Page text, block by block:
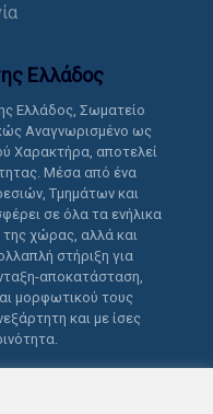
Ελλάδoς
Ελλάδος, Σωματείο
Αναγνωρισμένο ως
Χαρακτήρα, αποτελεί
Μέσα από ένα
Τμημάτων και
σε όλα τα ενήλικα
χώρας, αλλά και
στήριξη για
αποκατάσταση,
μορφωτικού τους
και με ίσες